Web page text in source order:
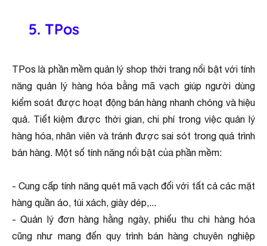
5. TPos
TPos là phần mềm quản lý shop thời trang nổi bật với tính
năng quản lý hàng hóa bằng mã vạch giúp người dùng
kiểm soát được hoạt động bán hàng nhanh chóng và hiệu
quả. Tiết kiệm được thời gian, chi phí trong việc quản lý
hàng hóa, nhân viên và tránh được sai sót trong quá trình
bán hàng. Một số tính năng nổi bật của phần mềm:
- Cung cấp tính năng quét mã vạch đối với tất cả các mặt
hàng quần áo, túi xách, giày dép,...
- Quản lý đơn hàng hằng ngày, phiếu thu chi hàng hóa
cũng như mang đến quy trình bán hàng chuyên nghiệp